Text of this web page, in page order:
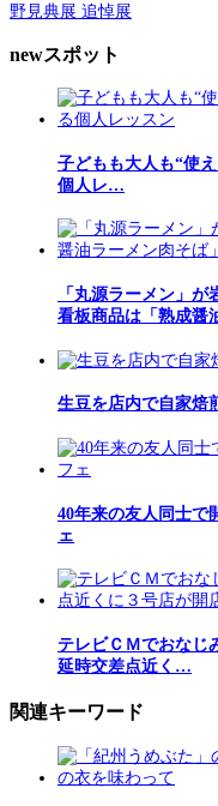
野見典展 追悼展
newスポット
子どもも大人も“使
個人レ…
「丸源ラーメン」が
看板商品は「熟成醤
生豆を店内で自家焙
40年来の友人同士で
ェ
テレビＣＭでおなじ
延時交差点近く…
関連キーワード